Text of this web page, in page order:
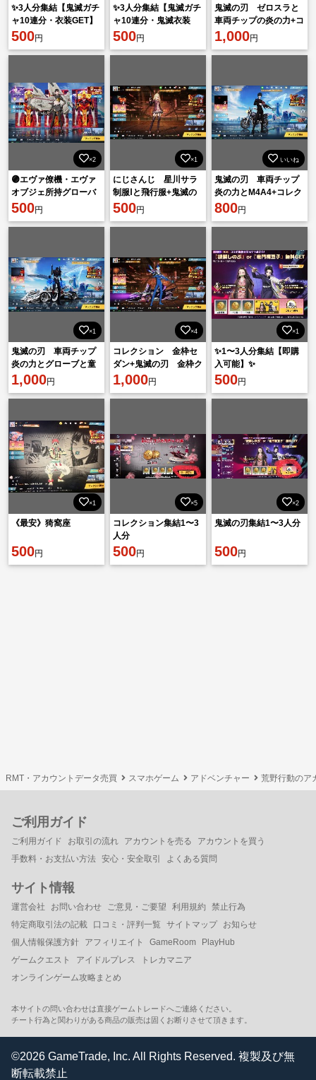
✨3人分集結【鬼滅ガチ
ャ10連分・衣装GET】
✨
500円
✨3人分集結【鬼滅ガチ
ャ10連分・鬼滅衣装
GET】✨
500円
鬼滅の刃 ゼロスラと
車両チップの炎の力+コ
レクション 四つ辻の
美少年ⅠとM27と飛行服
1,000円
×2
🟣エヴァ僚機・エヴァ
オブジェ所持グローバ
ル垢🟣
500円
×1
にじさんじ 星川サラ
制服Ⅰと飛行服+鬼滅の
刃 LSR-8と鬼舞辻無
500円
いいね
鬼滅の刃 車両チップ
炎の力とM4A4+コレク
ション 四つ辻の美少
800円
×1
鬼滅の刃 車両チップ
炎の力とグローブと童
磨衣装+コレクション
金枠セダン
1,000円
×4
コレクション 金枠セ
ダン+鬼滅の刃 金枠ク
ーペと車両チップの炎
の力、雷の力
1,000円
×1
✨1〜3人分集結【即購
入可能】✨
500円
×1
《最安》猗窩座
500円
×5
コレクション集結1〜3
人分
500円
×2
鬼滅の刃集結1〜3人分
500円
RMT・アカウントデータ売買 スマホゲーム アドベンチャー 荒野行動のア
ご利用ガイド
ご利用ガイド お取引の流れ アカウントを売る
アカウントを買う
手数料・お支払い方法 安心・安全取引 よくある質問
サイト情報
運営会社 お問い合わせ ご意見・ご要望 利用規約
禁止行為
特定商取引法の記載
口コミ・評判一覧 サイトマップ
お知らせ
個人情報保護方針
アフィリエイト GameRoom
PlayHub
ゲームクエスト
アイドルプレス
トレカマニア
オンラインゲーム攻略まとめ
本サイトの問い合わせは直接ゲームトレードへご連絡ください。
チート行為と関わりがある商品の販売は固くお断りさせて頂きます。
©2026 GameTrade, Inc. All Rights Reserved. 複製及び無
断転載禁止